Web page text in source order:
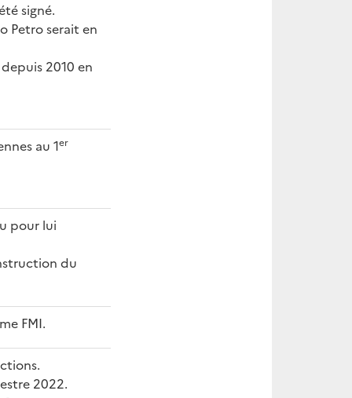
signé.
Petro serait en
2010 en
au 1er
pour lui
du
FMI.
2022.